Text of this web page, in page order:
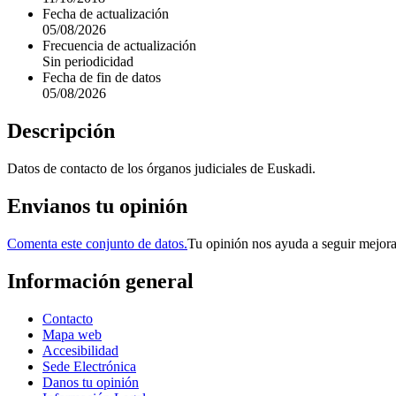
Fecha de actualización
05/08/2026
Frecuencia de actualización
Sin periodicidad
Fecha de fin de datos
05/08/2026
Descripción
Datos de contacto de los órganos judiciales de Euskadi.
Envianos tu opinión
Comenta este conjunto de datos.Tu opinión nos ayuda a seguir
Información general
Contacto
Mapa web
Accesibilidad
Sede Electrónica
Danos tu opinión